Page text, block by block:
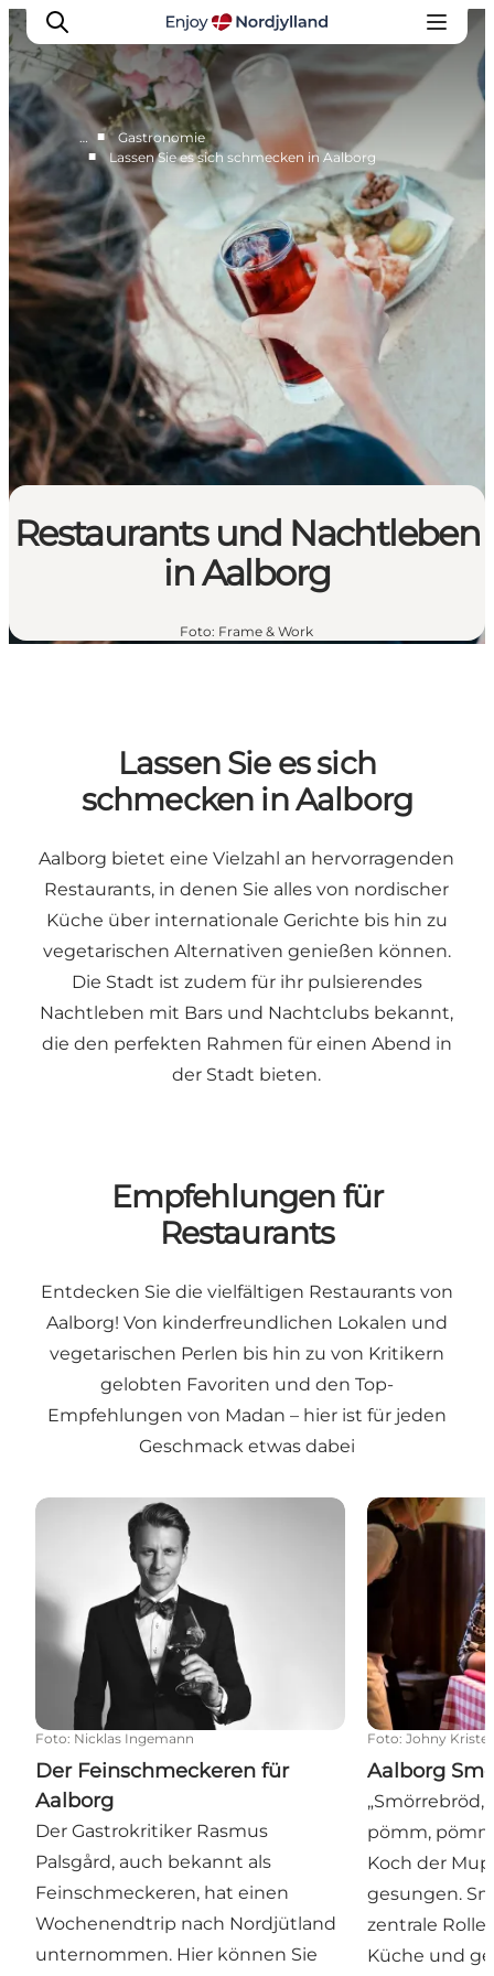
Destinationen
Læsø
Kattegat
Aalborg
Skagen
… ■
Gastronomie
■
Lassen Sie es sich schmecken in Aalborg
Restaurants und Nachtleben
in Aalborg
Foto: Frame & Work
Lassen Sie es sich
schmecken in Aalborg
Aalborg bietet eine Vielzahl an hervorragenden
Restaurants, in denen Sie alles von nordischer
Küche über internationale Gerichte bis hin zu
vegetarischen Alternativen genießen können.
Die Stadt ist zudem für ihr pulsierendes
Nachtleben mit Bars und Nachtclubs bekannt,
die den perfekten Rahmen für einen Abend in
der Stadt bieten.
Empfehlungen für
Restaurants
Entdecken Sie die vielfältigen Restaurants von
Aalborg! Von kinderfreundlichen Lokalen und
vegetarischen Perlen bis hin zu von Kritikern
gelobten Favoriten und den Top-
Empfehlungen von Madan – hier ist für jeden
Geschmack etwas dabei
Der Feinschmeckeren für Aalborg
Foto: Nicklas Ingemann
Der Feinschmeckeren für
Aalborg
Der Gastrokritiker Rasmus
Palsgård, auch bekannt als
Feinschmeckeren, hat einen
Wochenendtrip nach Nordjütland
unternommen. Hier können Sie
Aalborg
Foto: Johny
Aalborg
„Smörrebröd,
pömm,
Koch der
gesungen.
zentrale
Küche und